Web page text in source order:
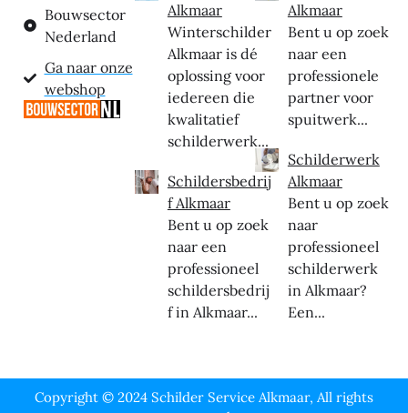
Bouwsector
Nederland
Ga naar onze
webshop
Alkmaar
Winterschilder
Alkmaar is dé
oplossing voor
iedereen die
kwalitatief
schilderwerk...
Schildersbedrij
f Alkmaar
Bent u op zoek
naar een
professioneel
schildersbedrij
f in Alkmaar...
Alkmaar
Bent u op zoek
naar een
professionele
partner voor
spuitwerk...
Schilderwerk
Alkmaar
Bent u op zoek
naar
professioneel
schilderwerk
in Alkmaar?
Een...
Copyright © 2024 Schilder Service Alkmaar, All rights